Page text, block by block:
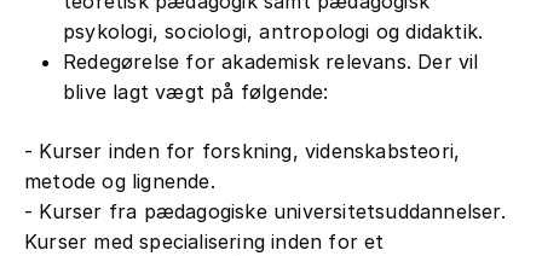
psykologi, sociologi, antropologi og didaktik.
Redegørelse for akademisk relevans. Der vil
blive lagt vægt på følgende:
- Kurser inden for forskning, videnskabsteori,
metode og lignende.
- Kurser fra pædagogiske universitetsuddannelser.
Kurser med specialisering inden for et